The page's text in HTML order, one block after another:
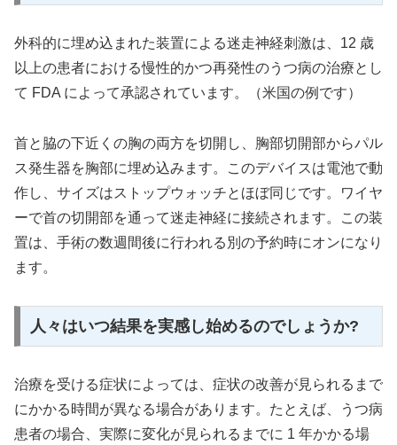
外科的に埋め込まれた装置による迷走神経刺激は、12 歳
以上の患者における慢性的かつ再発性のうつ病の治療とし
て FDA によって承認されています。（米国の例です）
首と脇の下近くの胸の両方を切開し、胸部切開部からパル
ス発生器を胸部に埋め込みます。このデバイスは電池で動
作し、サイズはストップウォッチとほぼ同じです。ワイヤ
ーで首の切開部を通って迷走神経に接続されます。この装
置は、手術の数週間後に行われる別の予約時にオンになり
ます。
人々はいつ結果を実感し始めるのでしょうか?
治療を受ける症状によっては、症状の改善が見られるまで
にかかる時間が異なる場合があります。たとえば、うつ病
患者の場合、実際に変化が見られるまでに 1 年かかる場